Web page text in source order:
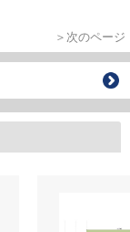
＞次のページ